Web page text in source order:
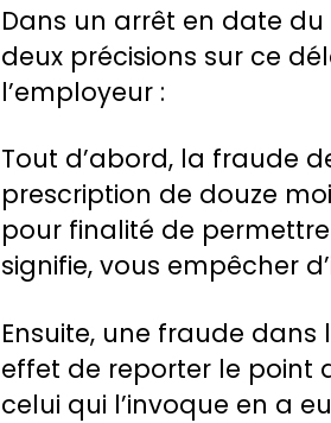
Dans un arrêt en date
deux précisions sur ce
l’employeur :
Tout d’abord, la fraude
prescription de douze
pour finalité de
signifie, vous empêcher
Ensuite, une fraude
effet de reporter le point
celui qui l’invoque en a